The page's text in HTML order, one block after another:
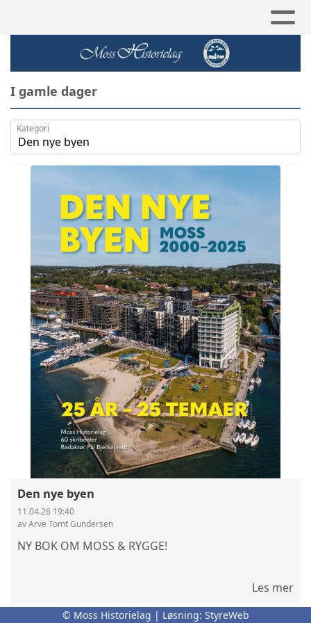
I gamle dager
Kategori
Den nye byen
11.04.26 19:40
av Arve Tomt Gundersen
NY BOK OM MOSS & RYGGE!
Les mer
© Moss Historielag | Løsning: StyreWeb